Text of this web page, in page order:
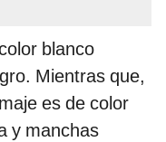
blanco
Mientras que,
es de color
y manchas